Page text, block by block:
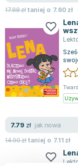
Ajahn Brahm
Lucinda Riley
Jacek Walkiewicz
17.88złtaniej o 7.60 zł
z
7.79 zł jak nowa
14.90złtaniej o 7.11 zł